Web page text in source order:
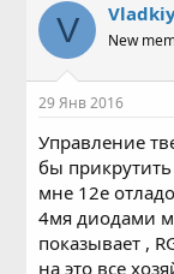
V New
29 Янв 2016
Управление
бы
мне 12е
4мя диодами
показывает ,
на это все